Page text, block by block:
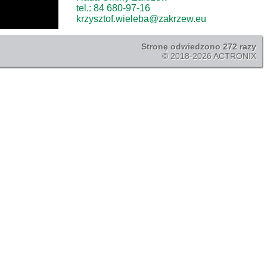
tel.: 84 680-97-16
krzysztof.wieleba@zakrzew.eu
Stronę odwiedzono 272 razy
© 2018-2026 ACTRONIX